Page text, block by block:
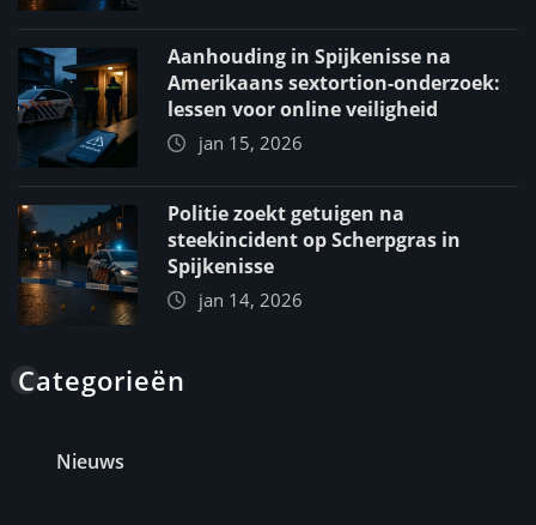
Aanhouding in Spijkenisse na
Amerikaans sextortion-onderzoek:
lessen voor online veiligheid
jan 15, 2026
Politie zoekt getuigen na
steekincident op Scherpgras in
Spijkenisse
jan 14, 2026
Categorieën
Nieuws